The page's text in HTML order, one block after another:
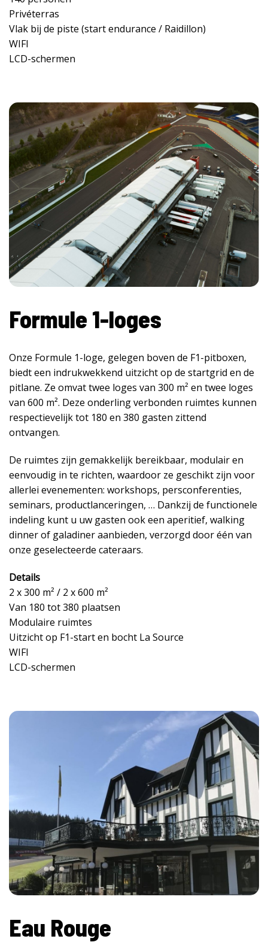
Privéterras
Vlak bij de piste (start endurance / Raidillon)
WIFI
LCD-schermen
Formule 1-loges
Onze Formule 1-loge, gelegen boven de F1-pitboxen,
biedt een indrukwekkend uitzicht op de startgrid en de
pitlane. Ze omvat twee loges van 300 m² en twee loges
van 600 m². Deze onderling verbonden ruimtes kunnen
respectievelijk tot 180 en 380 gasten zittend
ontvangen.
De ruimtes zijn gemakkelijk bereikbaar, modulair en
eenvoudig in te richten, waardoor ze geschikt zijn voor
allerlei evenementen: workshops, persconferenties,
seminars, productlanceringen, … Dankzij de functionele
indeling kunt u uw gasten ook een aperitief, walking
dinner of galadiner aanbieden, verzorgd door één van
onze geselecteerde cateraars.
Details
2 x 300 m² / 2 x 600 m²
Van 180 tot 380 plaatsen
Modulaire ruimtes
Uitzicht op F1-start en bocht La Source
WIFI
LCD-schermen
Eau Rouge